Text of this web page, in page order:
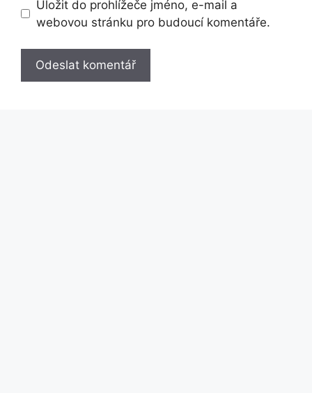
Uložit do prohlížeče jméno, e-mail a
webovou stránku pro budoucí komentáře.